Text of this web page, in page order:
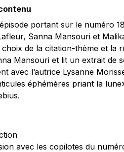
portant sur le numéro
Sanna Mansouri et
de la citation-thème et la
Mansouri et lit un extrait de
avec l’autrice Lysanne
éphémères priant la
avec les copilotes du